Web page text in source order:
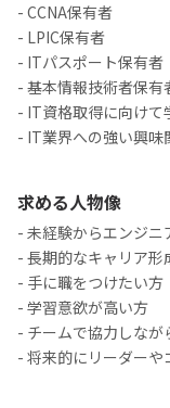
- CCNA保有者
- LPIC保有者
- ITパスポート保有者
- 基本情報技術者保有
- IT資格取得に向けて
- IT業界への強い興味
求める人物像
- 未経験からエンジ
- 長期的なキャリア形
- 手に職をつけたい方
- 学習意欲が高い方
- チームで協力しなが
- 将来的にリーダー